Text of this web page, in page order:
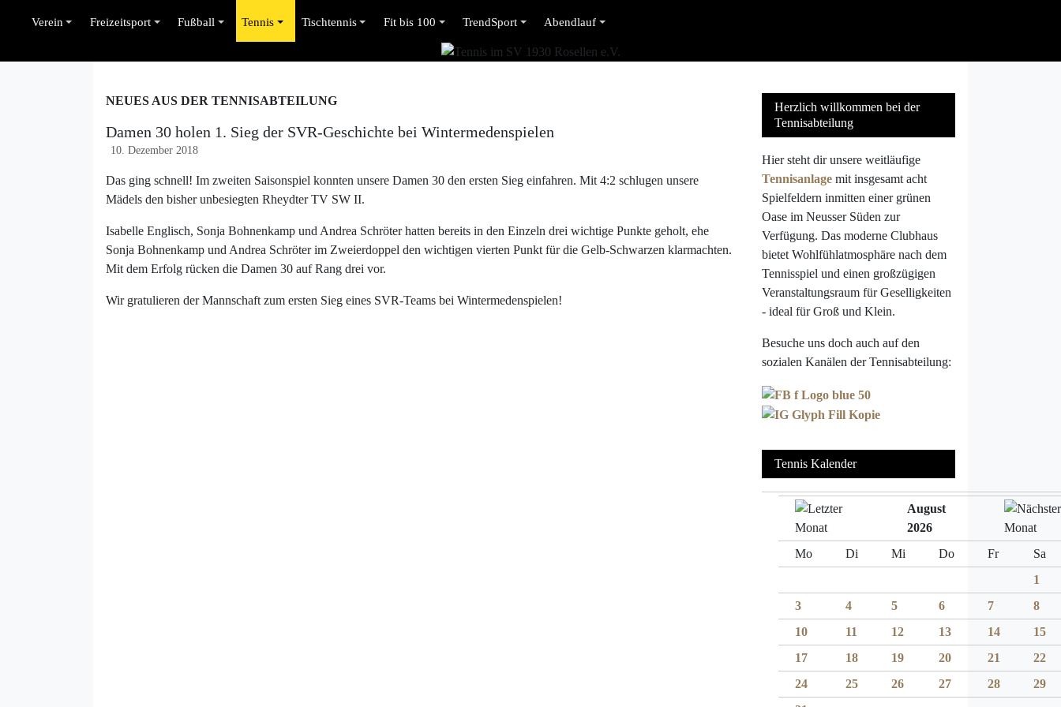
Verein Freizeitsport Fußball Tennis Tischtennis Fit bis 100 TrendSport Abendlauf
NEUES AUS DER TENNISABTEILUNG
Damen 30 holen 1. Sieg der SVR-Geschichte bei Wintermedenspielen
10. Dezember 2018
Das ging schnell! Im zweiten Saisonspiel konnten unsere Damen 30 den ersten Sieg einfahren. Mit 4:2 schlugen unsere
Mädels den bisher unbesiegten Rheydter TV SW II.
Isabelle Englisch, Sonja Bohnenkamp und Andrea Schröter hatten bereits in den Einzeln drei wichtige Punkte geholt, ehe
Sonja Bohnenkamp und Andrea Schröter im Zweierdoppel den wichtigen vierten Punkt für die Gelb-Schwarzen klarmachten.
Mit dem Erfolg rücken die Damen 30 auf Rang drei vor.
Wir gratulieren der Mannschaft zum ersten Sieg eines SVR-Teams bei Wintermedenspielen!
Herzlich willkommen bei der
Tennisabteilung
Hier steht dir unsere weitläufige
Tennisanlage mit insgesamt acht
Spielfeldern inmitten einer grünen
Oase im Neusser Süden zur
Verfügung. Das moderne Clubhaus
bietet Wohlfühlatmosphäre nach dem
Tennisspiel und einen großzügigen
Veranstaltungsraum für Geselligkeiten
- ideal für Groß und Klein.
Besuche uns doch auch auf den
sozialen Kanälen der Tennisabteilung:
Tennis Kalender
August
2026
Mo
Di Mi Do Fr
Sa
1
3
4 5 6 7
8
10
11 12 13 14
15
17
18 19 20 21
22
24
25 26 27 28
29